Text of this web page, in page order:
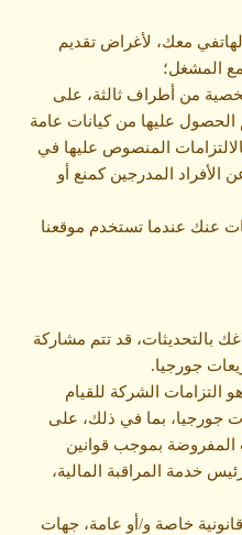
معك، لأغراض تقديم
المشغل؛
من أطراف ثالثة، على
الحصول عليها من كيانات عامة
المنصوص عليها في
الأفراد المدرجين كمنع أو
عنك عندما تستخدم موقعنا
بالتحديثات، قد تتم مشاركة
جورجيا.
التزامات الشركة للقيام
جورجيا، بما في ذلك، على
المفروضة بموجب قوانين
خدمة المراقبة المالية،
خاصة و/أو عامة، جهات